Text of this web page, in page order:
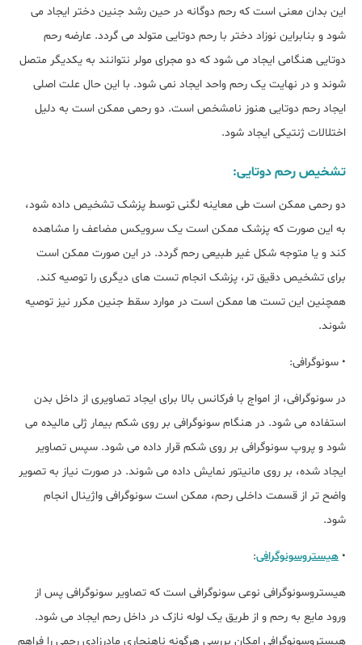
این بدان معنی است که رحم دوگانه در حین رشد جنین دختر ایجاد می
شود و بنابراین نوزاد دختر با رحم دوتایی متولد می گردد. عارضه رحم
دوتایی هنگامی ایجاد می شود که دو مجرای مولر نتوانند به یکدیگر متصل
شوند و در نهایت یک رحم واحد ایجاد نمی شود. با این حال علت اصلی
ایجاد رحم دوتایی هنوز نامشخص است. دو رحمی ممکن است به دلیل
اختلالات ژنتیکی ایجاد شود.
تشخیص رحم دوتایی:
دو رحمی ممکن است طی معاینه لگنی توسط پزشک تشخیص داده شود،
به این صورت که پزشک ممکن است یک سرویکس مضاعف را مشاهده
کند و یا متوجه شکل غیر طبیعی رحم گردد. در این صورت ممکن است
برای تشخیص دقیق تر، پزشک انجام تست های دیگری را توصیه کند.
همچنین این تست ها ممکن است در موارد سقط جنین مکرر نیز توصیه
شوند.
• سونوگرافی:
در سونوگرافی، از امواج با فرکانس بالا برای ایجاد تصاویری از داخل بدن
استفاده می شود. در هنگام سونوگرافی بر روی شکم بیمار ژلی مالیده می
شود و پروپ سونوگرافی بر روی شکم قرار داده می شود. سپس تصاویر
ایجاد شده، بر روی مانیتور نمایش داده می شوند. در صورت نیاز به تصویر
واضح تر از قسمت داخلی رحم، ممکن است سونوگرافی واژینال انجام
شود.
• هیستروسونوگرافی:
هیستروسونوگرافی نوعی سونوگرافی است که تصاویر سونوگرافی پس از
ورود مایع به رحم و از طریق یک لوله نازک در داخل رحم ایجاد می شود.
هیستروسونوگرافی امکان بررسی هرگونه ناهنجاری مادرزادی رحمی را فراهم